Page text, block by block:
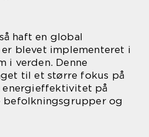
haft en global
blevet implementeret i
i verden. Denne
til et større fokus på
på
og